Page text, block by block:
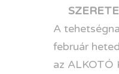
A
február
az ALKOTÓ